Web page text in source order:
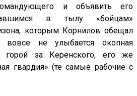
и объявить его
в тылу «бойцам»
которым Корнилов обещал
вовсе не улыбается окопная
горой за Керенского, его же
гвардия» (те самые рабочие с